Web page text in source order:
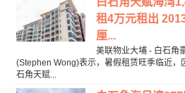
租4万元租出
厘...
美联物业大埔 - 白石角
(Stephen Wong)表示，暑假租赁旺季临近，
石角天赋...